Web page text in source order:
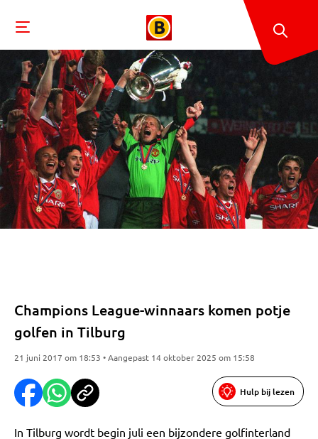
Champions League-winnaars komen potje
golfen in Tilburg
21 juni 2017 om 18:53 • Aangepast 14 oktober 2025 om 15:58
Hulp bij lezen
In Tilburg wordt begin juli een bijzondere golfinterland